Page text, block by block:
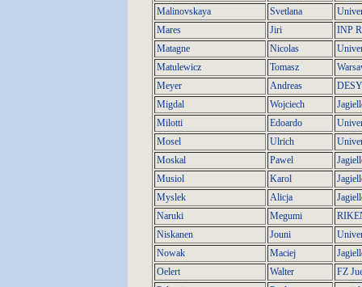
Malinovskaya
Svetlana
Mares
Jiri
INP
Matagne
Nicolas
Matulewicz
Tomasz
Meyer
Andreas
Migdal
Wojciech
Milotti
Edoardo
Mosel
Ulrich
Moskal
Pawel
Musiol
Karol
Myslek
Alicja
Naruki
Megumi
Niskanen
Jouni
Nowak
Maciej
Oelert
Walter
FZ